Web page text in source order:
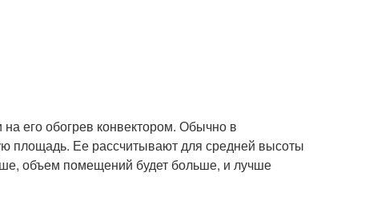
его обогрев конвектором. Обычно в
площадь. Ее рассчитывают для средней высоты
объем помещений будет больше, и лучше